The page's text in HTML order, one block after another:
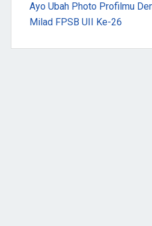
Ayo Ubah Photo Profilmu
Milad FPSB UII Ke-26